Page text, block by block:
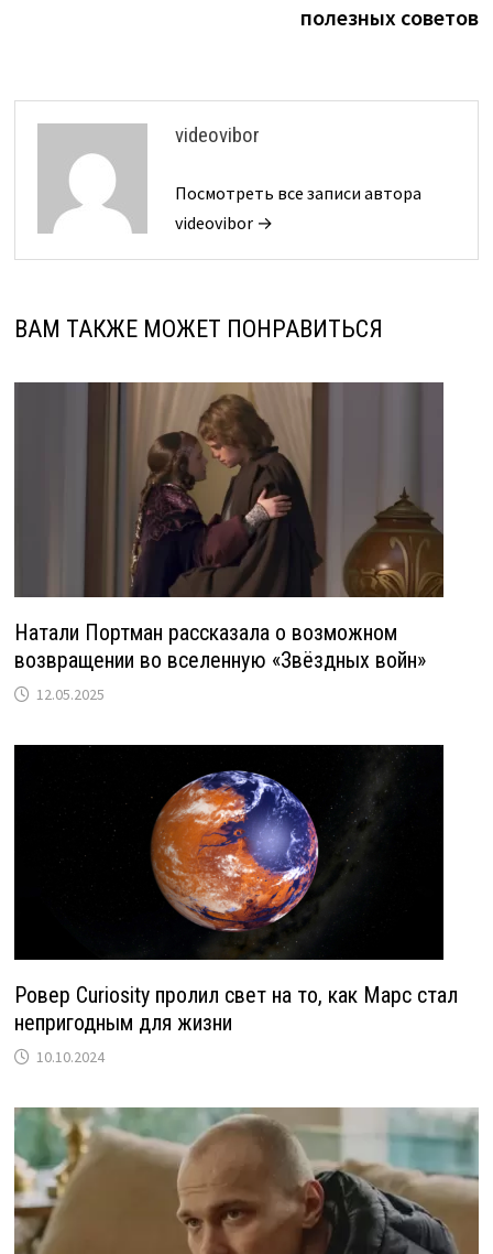
полезных советов
videovibor
Посмотреть все записи автора
videovibor →
ВАМ ТАКЖЕ МОЖЕТ ПОНРАВИТЬСЯ
Натали Портман рассказала о возможном
возвращении во вселенную «Звёздных войн»
12.05.2025
Ровер Curiosity пролил свет на то, как Марс стал
непригодным для жизни
10.10.2024